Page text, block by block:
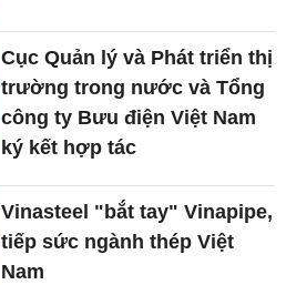
Cục Quản lý và Phát triển thị
trường trong nước và Tổng
công ty Bưu điện Việt Nam
ký kết hợp tác
Vinasteel "bắt tay" Vinapipe,
tiếp sức ngành thép Việt
Nam